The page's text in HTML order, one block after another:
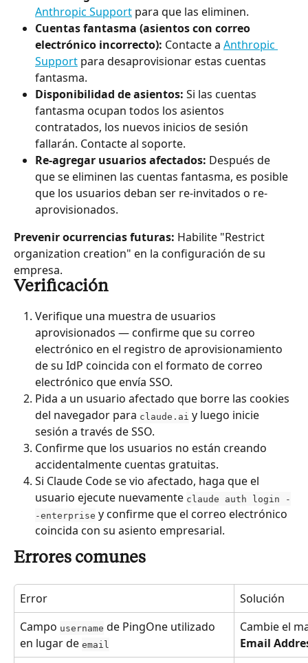
Anthropic Support para que las eliminen.
Cuentas fantasma (asientos con correo
electrónico incorrecto): Contacte a Anthropic
Support para desaprovisionar estas cuentas
fantasma.
Disponibilidad de asientos: Si las cuentas
fantasma ocupan todos los asientos
contratados, los nuevos inicios de sesión
fallarán. Contacte al soporte.
Re-agregar usuarios afectados: Después de
que se eliminen las cuentas fantasma, es posible
que los usuarios deban ser re-invitados o re-
aprovisionados.
Prevenir ocurrencias futuras: Habilite "Restrict
organization creation" en la configuración de su
empresa.
Verificación
Verifique una muestra de usuarios
aprovisionados — confirme que su correo
electrónico en el registro de aprovisionamiento
de su IdP coincida con el formato de correo
electrónico que envía SSO.
Pida a un usuario afectado que borre las cookies
del navegador para claude.ai y luego inicie
sesión a través de SSO.
Confirme que los usuarios no están creando
accidentalmente cuentas gratuitas.
Si Claude Code se vio afectado, haga que el
usuario ejecute nuevamente claude auth login -
-enterprise y confirme que el correo electrónico
coincida con su asiento empresarial.
Errores comunes
Error
Solución
Campo username de PingOne utilizado
en lugar de email
Cambie el
Email